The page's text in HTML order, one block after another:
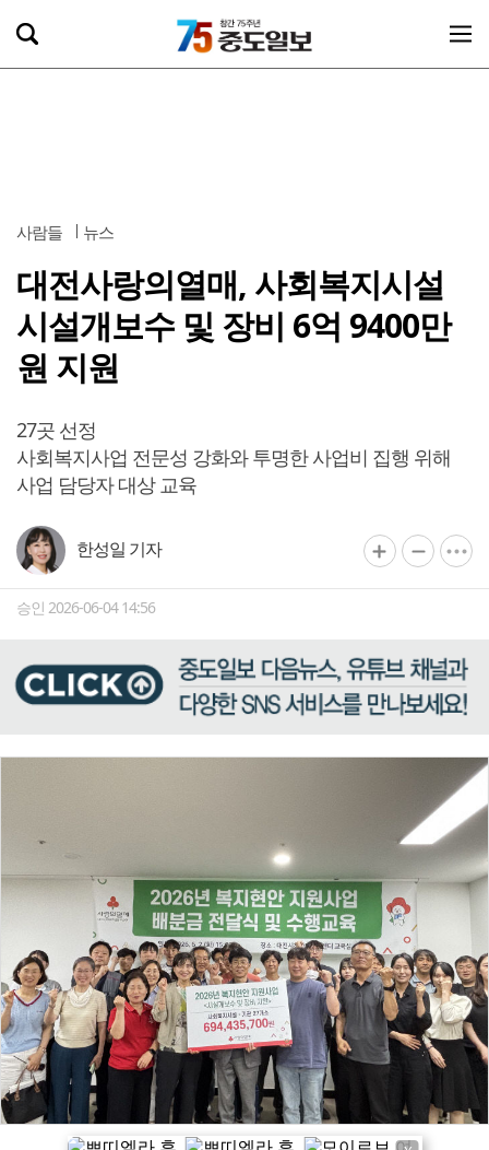
사람들 뉴스
대전사랑의열매, 사회복지시설
시설개보수 및 장비 6억 9400만
원 지원
27곳 선정
사회복지사업 전문성 강화와 투명한 사업비 집행 위해
사업 담당자 대상 교육
한성일 기자
승인 2026-06-04 14:56